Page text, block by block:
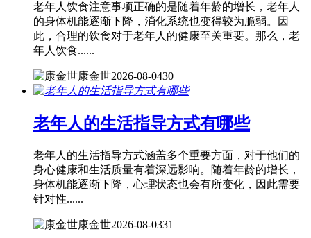
老年人饮食注意事项正确的是随着年龄的增长，老年人
的身体机能逐渐下降，消化系统也变得较为脆弱。因
此，合理的饮食对于老年人的健康至关重要。那么，老
年人饮食......
康金世2026-08-0430
老年人的生活指导方式有哪些
老年人的生活指导方式涵盖多个重要方面，对于他们的
身心健康和生活质量有着深远影响。随着年龄的增长，
身体机能逐渐下降，心理状态也会有所变化，因此需要
针对性......
康金世2026-08-0331